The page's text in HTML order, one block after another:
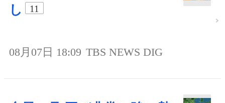
し
11
08月07日 18:09 TBS NEWS DIG